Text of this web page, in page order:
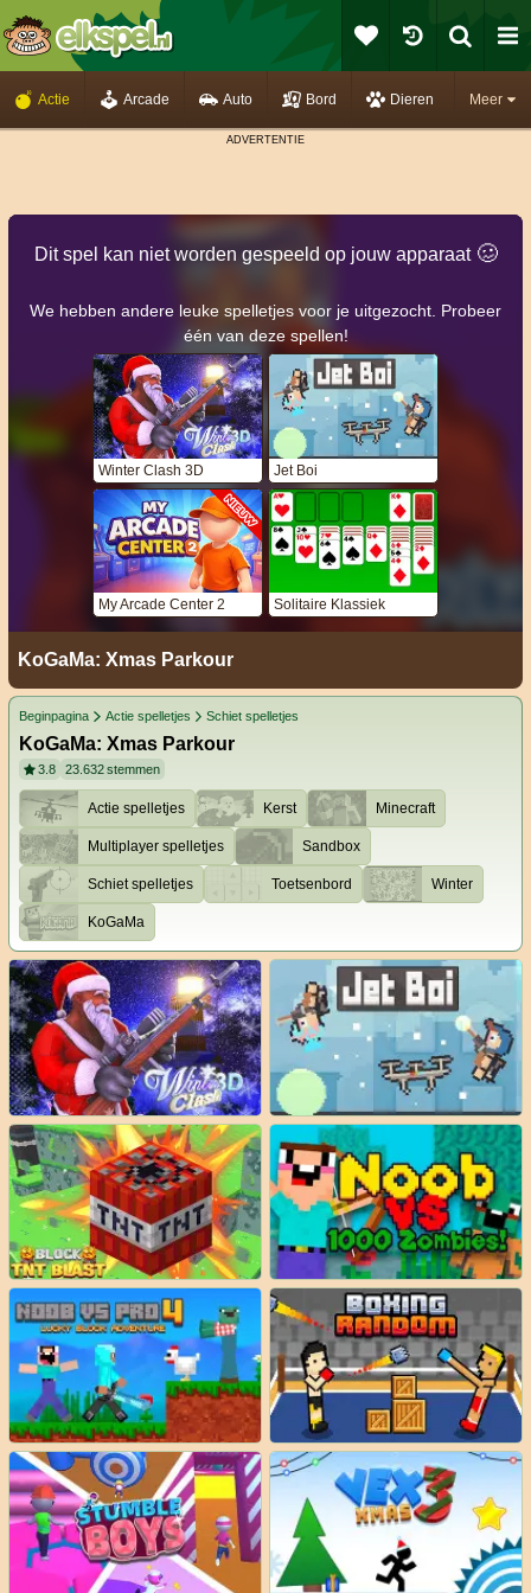
Meer
Actie Arcade Auto Bord Dieren
Dit spel kan niet worden gespeeld op jouw apparaat 🥴️
We hebben andere leuke spelletjes voor je uitgezocht. Probeer
één van deze spellen!
Winter Clash 3D Jet Boi
My Arcade Center 2 Solitaire Klassiek
KoGaMa: Xmas Parkour
Beginpagina Actie spelletjes Schiet spelletjes
KoGaMa: Xmas Parkour
3.8 23.632stemmen
Actie spelletjes Kerst Minecraft
Multiplayer spelletjes Sandbox
Schiet spelletjes Toetsenbord Winter
KoGaMa